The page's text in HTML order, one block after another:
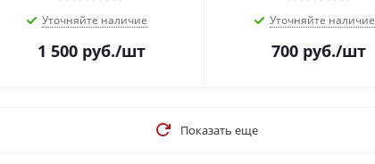
Уточняйте наличие
1 500руб./шт
Уточняйте наличие
700 руб./шт
Показать еще